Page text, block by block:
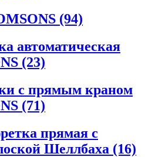
(94)
автоматическая
(23)
с прямым краном
(71)
прямая с
Шеллбаха (16)